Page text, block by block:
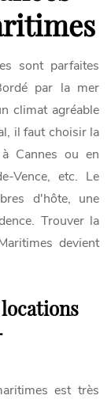
sont parfaites
par la mer
climat agréable
il faut choisir la
Cannes ou en
Vence, etc. Le
d'hôte, une
Trouver la
devient
est très